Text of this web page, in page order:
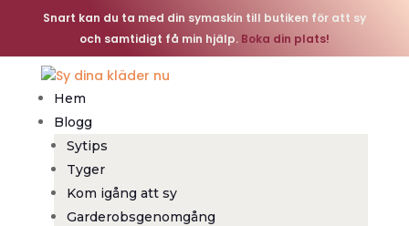
Snart kan du ta med din symaskin till butiken för att sy
och samtidigt få min hjälp. Boka din plats!
Hem
Blogg
Sytips
Tyger
Kom igång att sy
Garderobsgenomgång